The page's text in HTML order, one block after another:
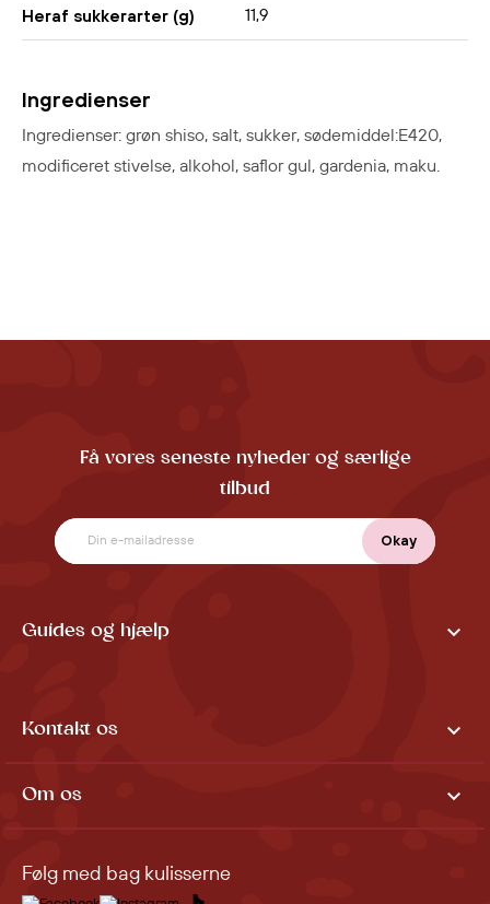
Heraf sukkerarter (g) 11,9
Ingredienser
Ingredienser: grøn shiso, salt, sukker, sødemiddel:E420,
modificeret stivelse, alkohol, saflor gul, gardenia, maku.
Få vores seneste nyheder og særlige
tilbud
Guides og hjælp 
Kontakt os 
Om os 
Følg med bag kulisserne